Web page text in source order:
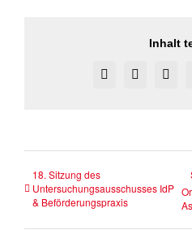
Inhalt
Facebook
X
18. Sitzung des
Untersuchungsausschusses IdP
& Beförderungspraxis